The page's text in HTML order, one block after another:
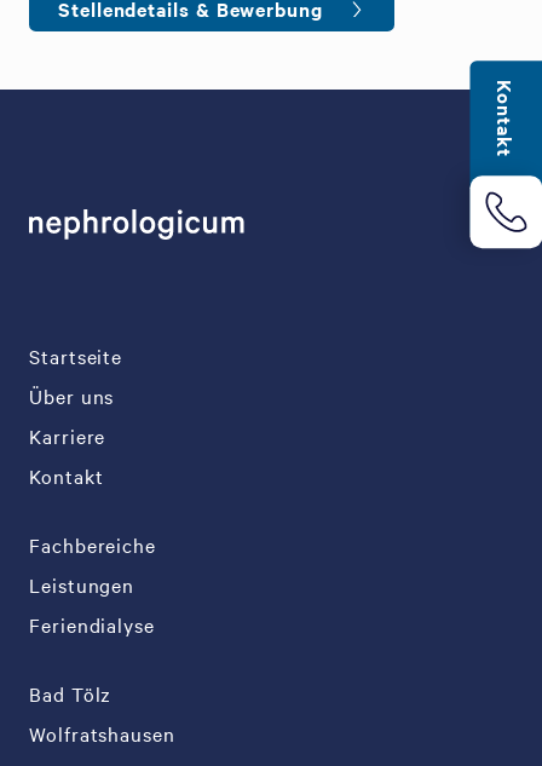
Stellendetails & Bewerbung
Startseite
Über uns
Karriere
Kontakt
Fachbereiche
Leistungen
Feriendialyse
Bad Tölz
Wolfratshausen
Kontakt